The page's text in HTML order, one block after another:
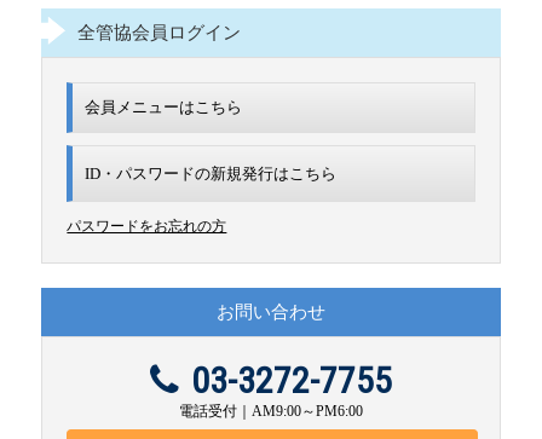
全管協会員ログイン
会員メニューはこちら
ID・パスワードの新規発行はこちら
パスワードをお忘れの方
お問い合わせ
03-3272-7755
電話受付｜AM9:00～PM6:00